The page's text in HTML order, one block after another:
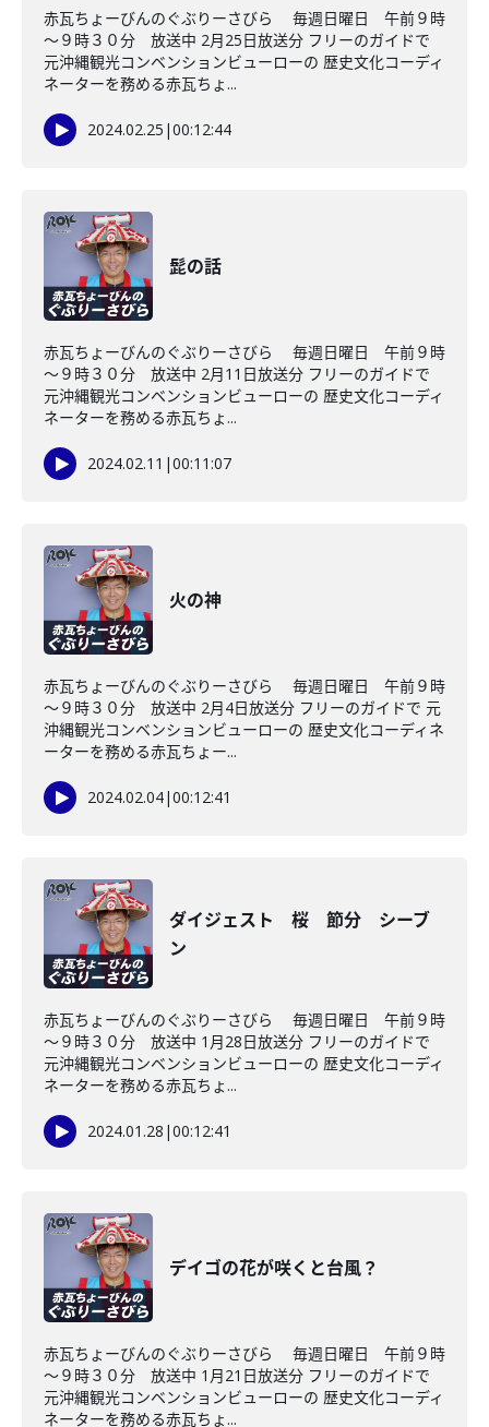
赤瓦ちょーびんのぐぶりーさびら 毎週日曜日 午前９時
～９時３０分 放送中 2月25日放送分 フリーのガイドで
元沖縄観光コンベンションビューローの 歴史文化コーディ
ネーターを務める赤瓦ちょ...
2024.02.25 |00:12:44
髭の話
赤瓦ちょーびんのぐぶりーさびら 毎週日曜日 午前９時
～９時３０分 放送中 2月11日放送分 フリーのガイドで
元沖縄観光コンベンションビューローの 歴史文化コーディ
ネーターを務める赤瓦ちょ...
2024.02.11 |00:11:07
火の神
赤瓦ちょーびんのぐぶりーさびら 毎週日曜日 午前９時
～９時３０分 放送中 2月4日放送分 フリーのガイドで 元
沖縄観光コンベンションビューローの 歴史文化コーディネ
ーターを務める赤瓦ちょー...
2024.02.04|00:12:41
ダイジェスト 桜 節分 シーブ
ン
赤瓦ちょーびんのぐぶりーさびら 毎週日曜日 午前９時
～９時３０分 放送中 1月28日放送分 フリーのガイドで
元沖縄観光コンベンションビューローの 歴史文化コーディ
ネーターを務める赤瓦ちょ...
2024.01.28 |00:12:41
デイゴの花が咲くと台風？
赤瓦ちょーびんのぐぶりーさびら 毎週日曜日 午前９時
～９時３０分 放送中 1月21日放送分 フリーのガイドで
元沖縄観光コンベンションビューローの 歴史文化コーディ
ネーターを務める赤瓦ちょ...